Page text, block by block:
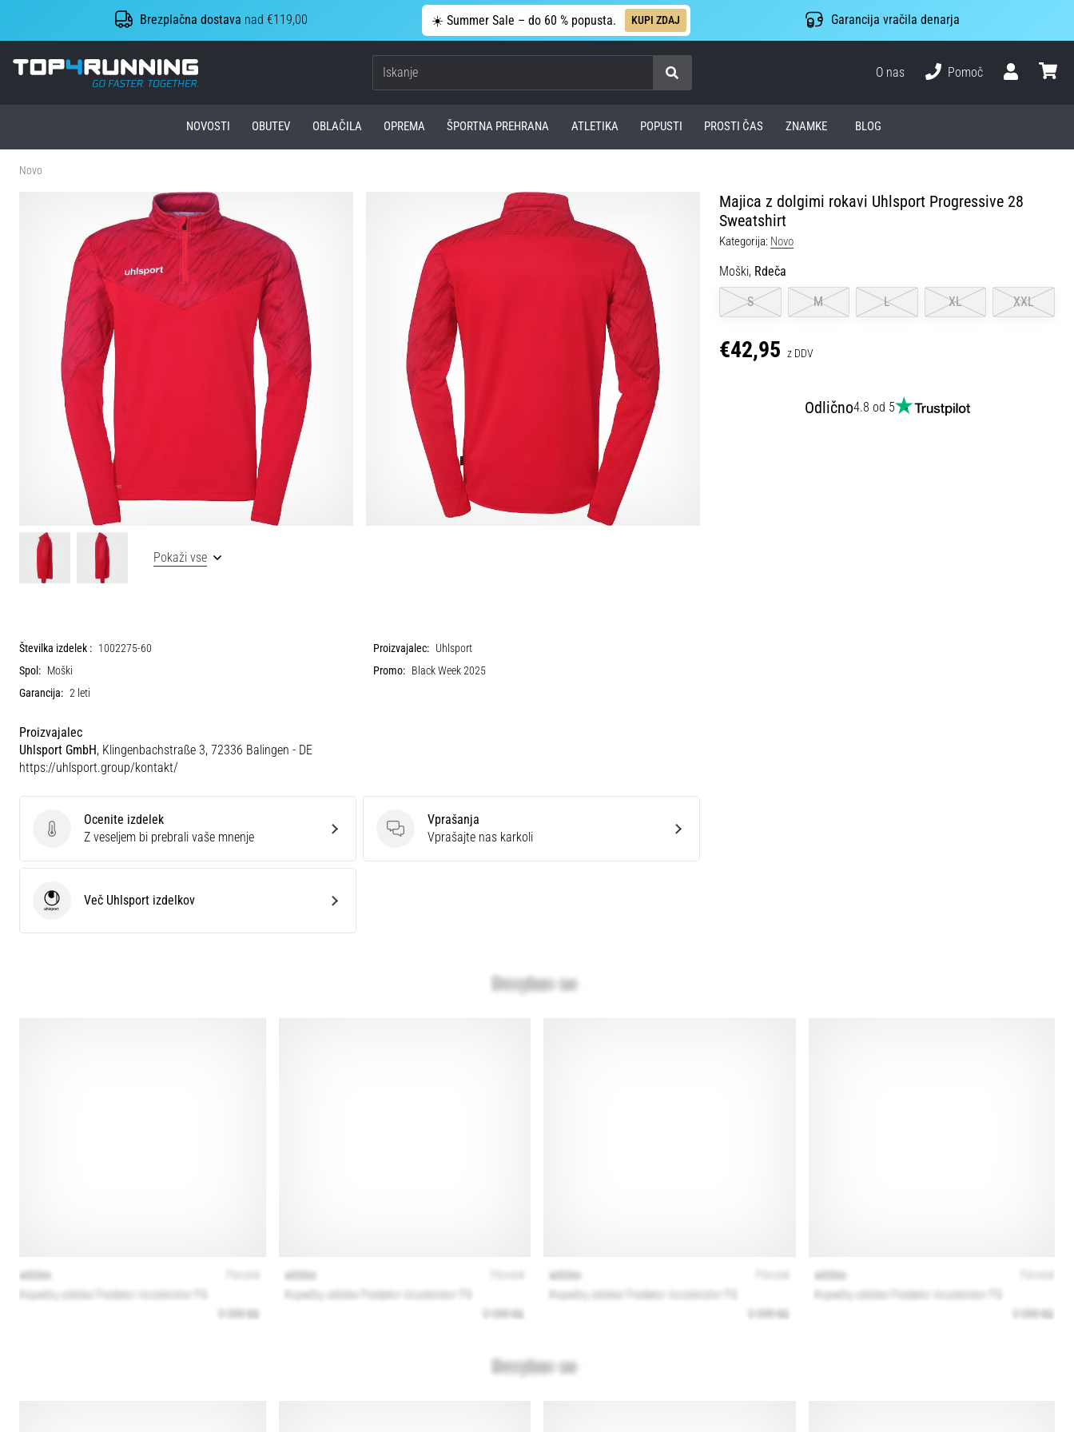
Brezplačna dostava nad €119,00 ☀️ Summer Sale – do 60 % popusta. KUPI ZDAJ Garancija vračila denarja
Top4Running.si
Iskanje
O nas
Pomoč
NOVOSTI OBUTEV OBLAČILA OPREMA ŠPORTNA PREHRANA ATLETIKA POPUSTI PROSTI ČAS ZNAMKE BLOG
Novo
Majica z dolgimi rokavi Uhlsport Progressive 28
Sweatshirt
Kategorija: Novo
Moški, Rdeča
S
M L XL XXL
€42,95 z DDV
Odlično4.8 od 5
Pokaži vse
Številka izdelek : 1002275-60 Proizvajalec: Uhlsport
Spol: Moški Promo: Black Week 2025
Garancija: 2 leti
Proizvajalec
Uhlsport GmbH, Klingenbachstraße 3, 72336 Balingen - DE
https://uhlsport.group/kontakt/
Ocenite izdelek
Ocenite izdelek
Z veseljem bi prebrali vaše mnenje
Vprašanja
Vprašanja
Vprašajte nas karkoli
UhlsportVeč Uhlsport izdelkov